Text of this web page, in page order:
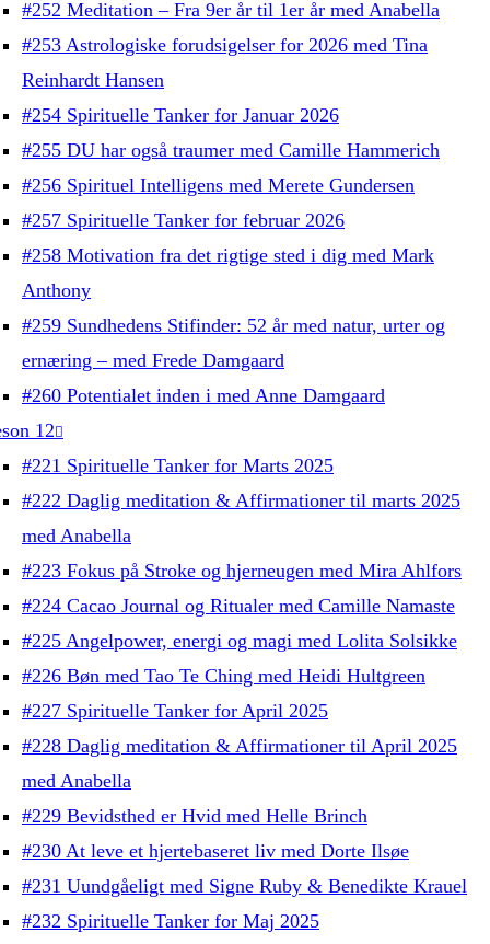
#252 Meditation – Fra 9er år til 1er år med Anabella
#253 Astrologiske forudsigelser for 2026 med Tina
Reinhardt Hansen
#254 Spirituelle Tanker for Januar 2026
#255 DU har også traumer med Camille Hammerich
#256 Spirituel Intelligens med Merete Gundersen
#257 Spirituelle Tanker for februar 2026
#258 Motivation fra det rigtige sted i dig med Mark
Anthony
#259 Sundhedens Stifinder: 52 år med natur, urter og
ernæring – med Frede Damgaard
#260 Potentialet inden i med Anne Damgaard
12
#221 Spirituelle Tanker for Marts 2025
#222 Daglig meditation & Affirmationer til marts 2025
med Anabella
#223 Fokus på Stroke og hjerneugen med Mira Ahlfors
#224 Cacao Journal og Ritualer med Camille Namaste
#225 Angelpower, energi og magi med Lolita Solsikke
#226 Bøn med Tao Te Ching med Heidi Hultgreen
#227 Spirituelle Tanker for April 2025
#228 Daglig meditation & Affirmationer til April 2025
med Anabella
#229 Bevidsthed er Hvid med Helle Brinch
#230 At leve et hjertebaseret liv med Dorte Ilsøe
#231 Uundgåeligt med Signe Ruby & Benedikte Krauel
#232 Spirituelle Tanker for Maj 2025